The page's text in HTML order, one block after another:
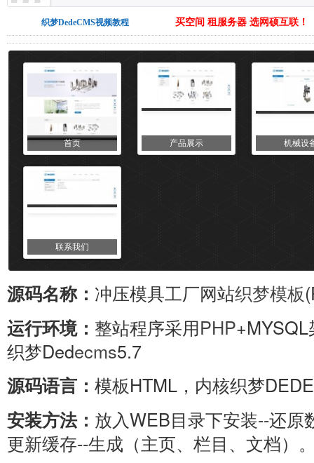
织梦DedeCMS视频教程 买空间 租服务器 选网硕互联！
首页 产品展示 机械设
联系我们
源码名称： 冲压模具工厂网站织梦模板
运行环境： 整站程序采用PHP
织梦Dedecms5.7
源码语言： 模板HTML，内核织梦
安装方法： 放入WEB目录下安装--还原
更新缓存--生成（主页、栏目、文档）